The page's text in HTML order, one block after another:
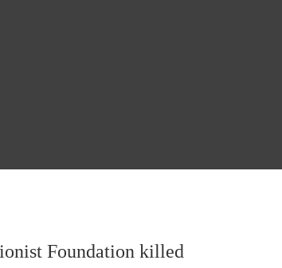
Foundation killed